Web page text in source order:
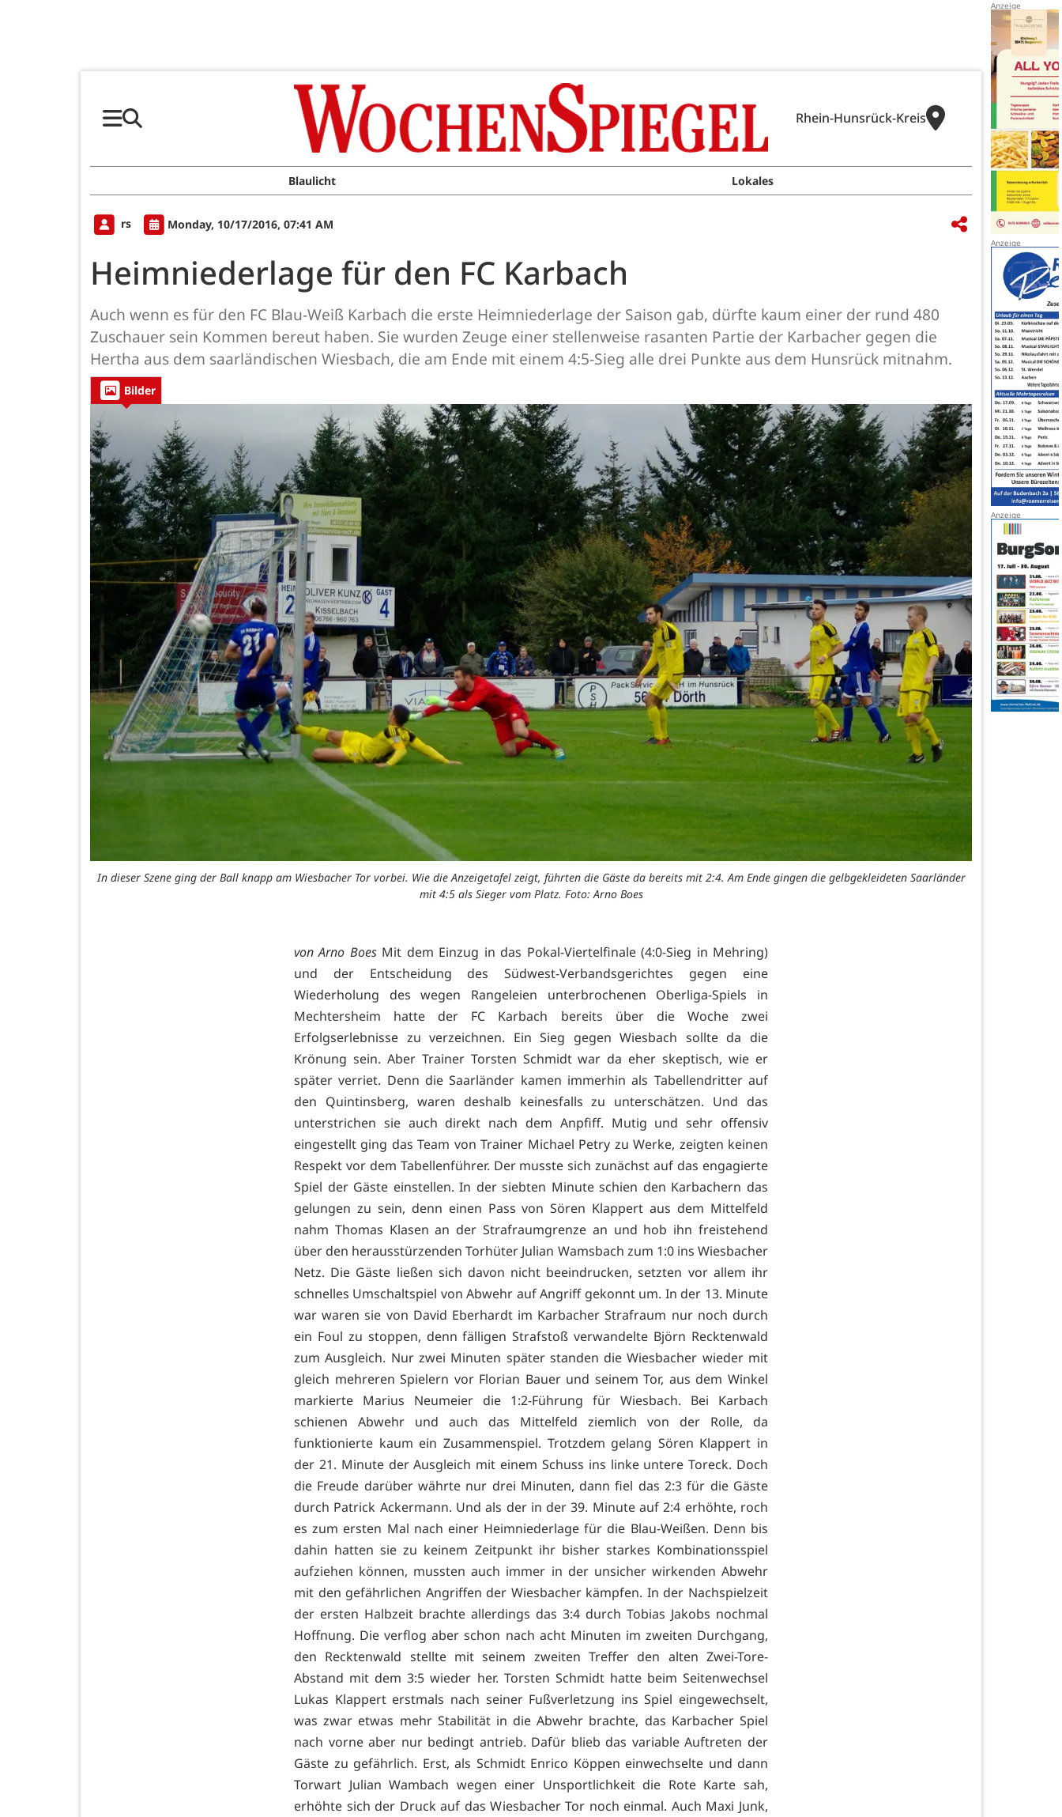
Rhein-Hunsrück-Kreis
Blaulicht Lokales
rs Monday, 10/17/2016, 07:41 AM
Heimniederlage für den FC Karbach
Auch wenn es für den FC Blau-Weiß Karbach die erste Heimniederlage der Saison gab, dürfte kaum einer der rund 480
Zuschauer sein Kommen bereut haben. Sie wurden Zeuge einer stellenweise rasanten Partie der Karbacher gegen die
Hertha aus dem saarländischen Wiesbach, die am Ende mit einem 4:5-Sieg alle drei Punkte aus dem Hunsrück mitnahm.
Bilder
In dieser Szene ging der Ball knapp am Wiesbacher Tor vorbei. Wie die Anzeigetafel zeigt, führten die Gäste da bereits mit 2:4. Am Ende gingen die gelbgekleideten Saarländer
mit 4:5 als Sieger vom Platz. Foto: Arno Boes
von Arno BoesMit dem Einzug in das Pokal-Viertelfinale (4:0-Sieg in Mehring)
und der Entscheidung des Südwest-Verbandsgerichtes gegen eine
Wiederholung des wegen Rangeleien unterbrochenen Oberliga-Spiels in
Mechtersheim hatte der FC Karbach bereits über die Woche zwei
Erfolgserlebnisse zu verzeichnen. Ein Sieg gegen Wiesbach sollte da die
Krönung sein. Aber Trainer Torsten Schmidt war da eher skeptisch, wie er
später verriet. Denn die Saarländer kamen immerhin als Tabellendritter auf
den Quintinsberg, waren deshalb keinesfalls zu unterschätzen. Und das
unterstrichen sie auch direkt nach dem Anpfiff. Mutig und sehr offensiv
eingestellt ging das Team von Trainer Michael Petry zu Werke, zeigten keinen
Respekt vor dem Tabellenführer. Der musste sich zunächst auf das engagierte
Spiel der Gäste einstellen. In der siebten Minute schien den Karbachern das
gelungen zu sein, denn einen Pass von Sören Klappert aus dem Mittelfeld
nahm Thomas Klasen an der Strafraumgrenze an und hob ihn freistehend
über den herausstürzenden Torhüter Julian Wamsbach zum 1:0 ins Wiesbacher
Netz. Die Gäste ließen sich davon nicht beeindrucken, setzten vor allem ihr
schnelles Umschaltspiel von Abwehr auf Angriff gekonnt um. In der 13. Minute
war waren sie von David Eberhardt im Karbacher Strafraum nur noch durch
ein Foul zu stoppen, denn fälligen Strafstoß verwandelte Björn Recktenwald
zum Ausgleich. Nur zwei Minuten später standen die Wiesbacher wieder mit
gleich mehreren Spielern vor Florian Bauer und seinem Tor, aus dem Winkel
markierte Marius Neumeier die 1:2-Führung für Wiesbach. Bei Karbach
schienen Abwehr und auch das Mittelfeld ziemlich von der Rolle, da
funktionierte kaum ein Zusammenspiel. Trotzdem gelang Sören Klappert in
der 21. Minute der Ausgleich mit einem Schuss ins linke untere Toreck. Doch
die Freude darüber währte nur drei Minuten, dann fiel das 2:3 für die Gäste
durch Patrick Ackermann. Und als der in der 39. Minute auf 2:4 erhöhte, roch
es zum ersten Mal nach einer Heimniederlage für die Blau-Weißen. Denn bis
dahin hatten sie zu keinem Zeitpunkt ihr bisher starkes Kombinationsspiel
aufziehen können, mussten auch immer in der unsicher wirkenden Abwehr
mit den gefährlichen Angriffen der Wiesbacher kämpfen. In der Nachspielzeit
der ersten Halbzeit brachte allerdings das 3:4 durch Tobias Jakobs nochmal
Hoffnung. Die verflog aber schon nach acht Minuten im zweiten Durchgang,
den Recktenwald stellte mit seinem zweiten Treffer den alten Zwei-Tore-
Abstand mit dem 3:5 wieder her. Torsten Schmidt hatte beim Seitenwechsel
Lukas Klappert erstmals nach seiner Fußverletzung ins Spiel eingewechselt,
was zwar etwas mehr Stabilität in die Abwehr brachte, das Karbacher Spiel
nach vorne aber nur bedingt antrieb. Dafür blieb das variable Auftreten der
Gäste zu gefährlich. Erst, als Schmidt Enrico Köppen einwechselte und dann
Torwart Julian Wambach wegen einer Unsportlichkeit die Rote Karte sah,
erhöhte sich der Druck auf das Wiesbacher Tor noch einmal. Auch Maxi Junk,